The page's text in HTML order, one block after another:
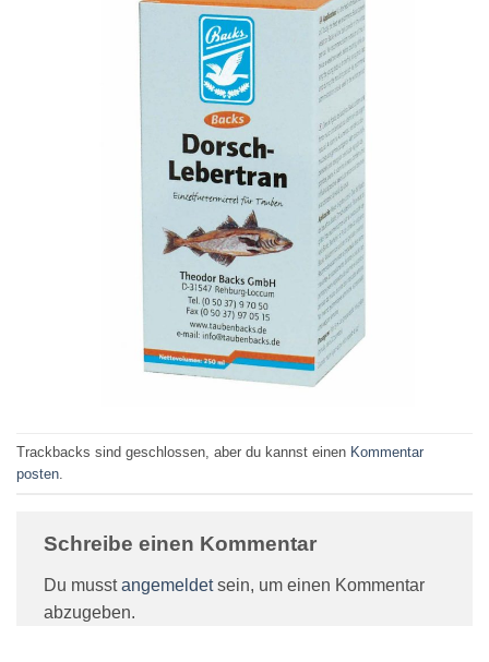
Trackbacks sind geschlossen, aber du kannst einen Kommentar
posten
Schreibe einen Kommentar
Du musstangemeldetsein, um einen Kommentar
abzugeben.